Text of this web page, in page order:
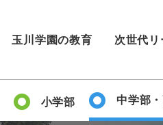
玉川学園の教育 次世代
小学部 中学部